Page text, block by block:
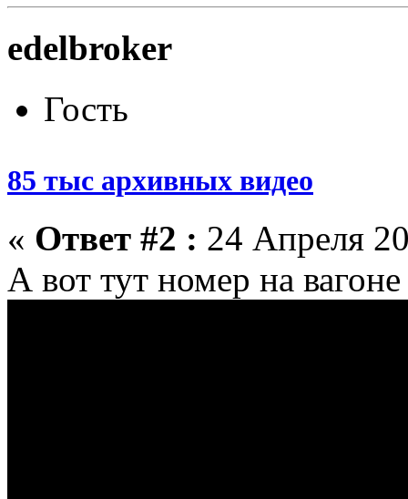
edelbroker
Гость
85 тыс архивных видео
« Ответ #2 : 24 Апреля
А вот тут номер на